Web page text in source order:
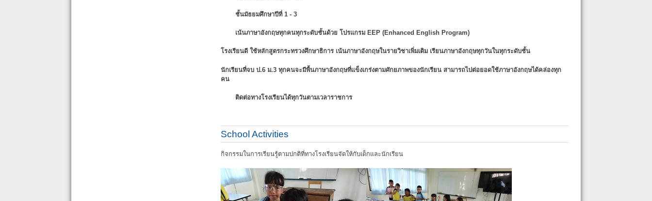
ชั้นมัธยมศึกษาปีที่ 1 - 3
เน้นภาษาอังกฤษทุกคนทุกระดับชั้นด้วย โปรแกรม EEP (Enhanced English Program)
โรงเรียนดี ใช้หลักสูตรกระทรวงศึกษาธิการ เน้นภาษาอังกฤษในรายวิชาเพิ่มเติม เรียนภาษาอังกฤษทุกวันในทุกระดับชั้น
นักเรียนที่จบ ป.6 ม.3 ทุกคนจะมีพื้นภาษาอังกฤษที่แข็งเกร่งตามศักยภาพของนักเรียน สามารถไปต่อยอดใช้ภาษาอังกฤษได้คล่องทุก
คน
ติดต่อทางโรงเรียนได้ทุกวันตามเวลาราชการ
School Activities
กิจกรรมในการเรียนรู้ตามปกติที่ทางโรงเรียนจัดให้กับเด็กและนักเรียน